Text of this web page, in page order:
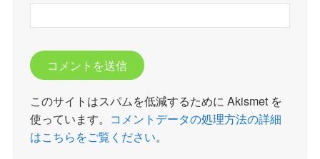
このサイトはスパムを低減するために Akismet を
使っています。 コメントデータの処理方法の詳細
はこちらをご覧ください。